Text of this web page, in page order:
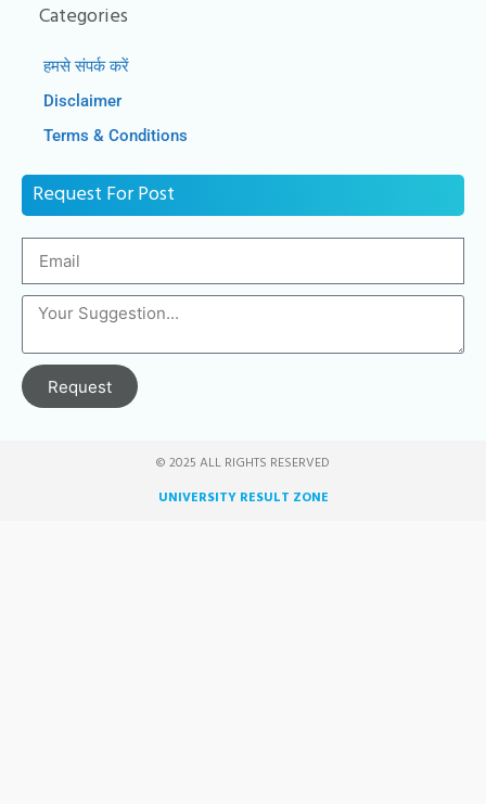
Categories
हमसे संपर्क करें
Disclaimer
Terms & Conditions
Request For Post
Request
© 2025 ALL RIGHTS RESERVED​
UNIVERSITY RESULT ZONE